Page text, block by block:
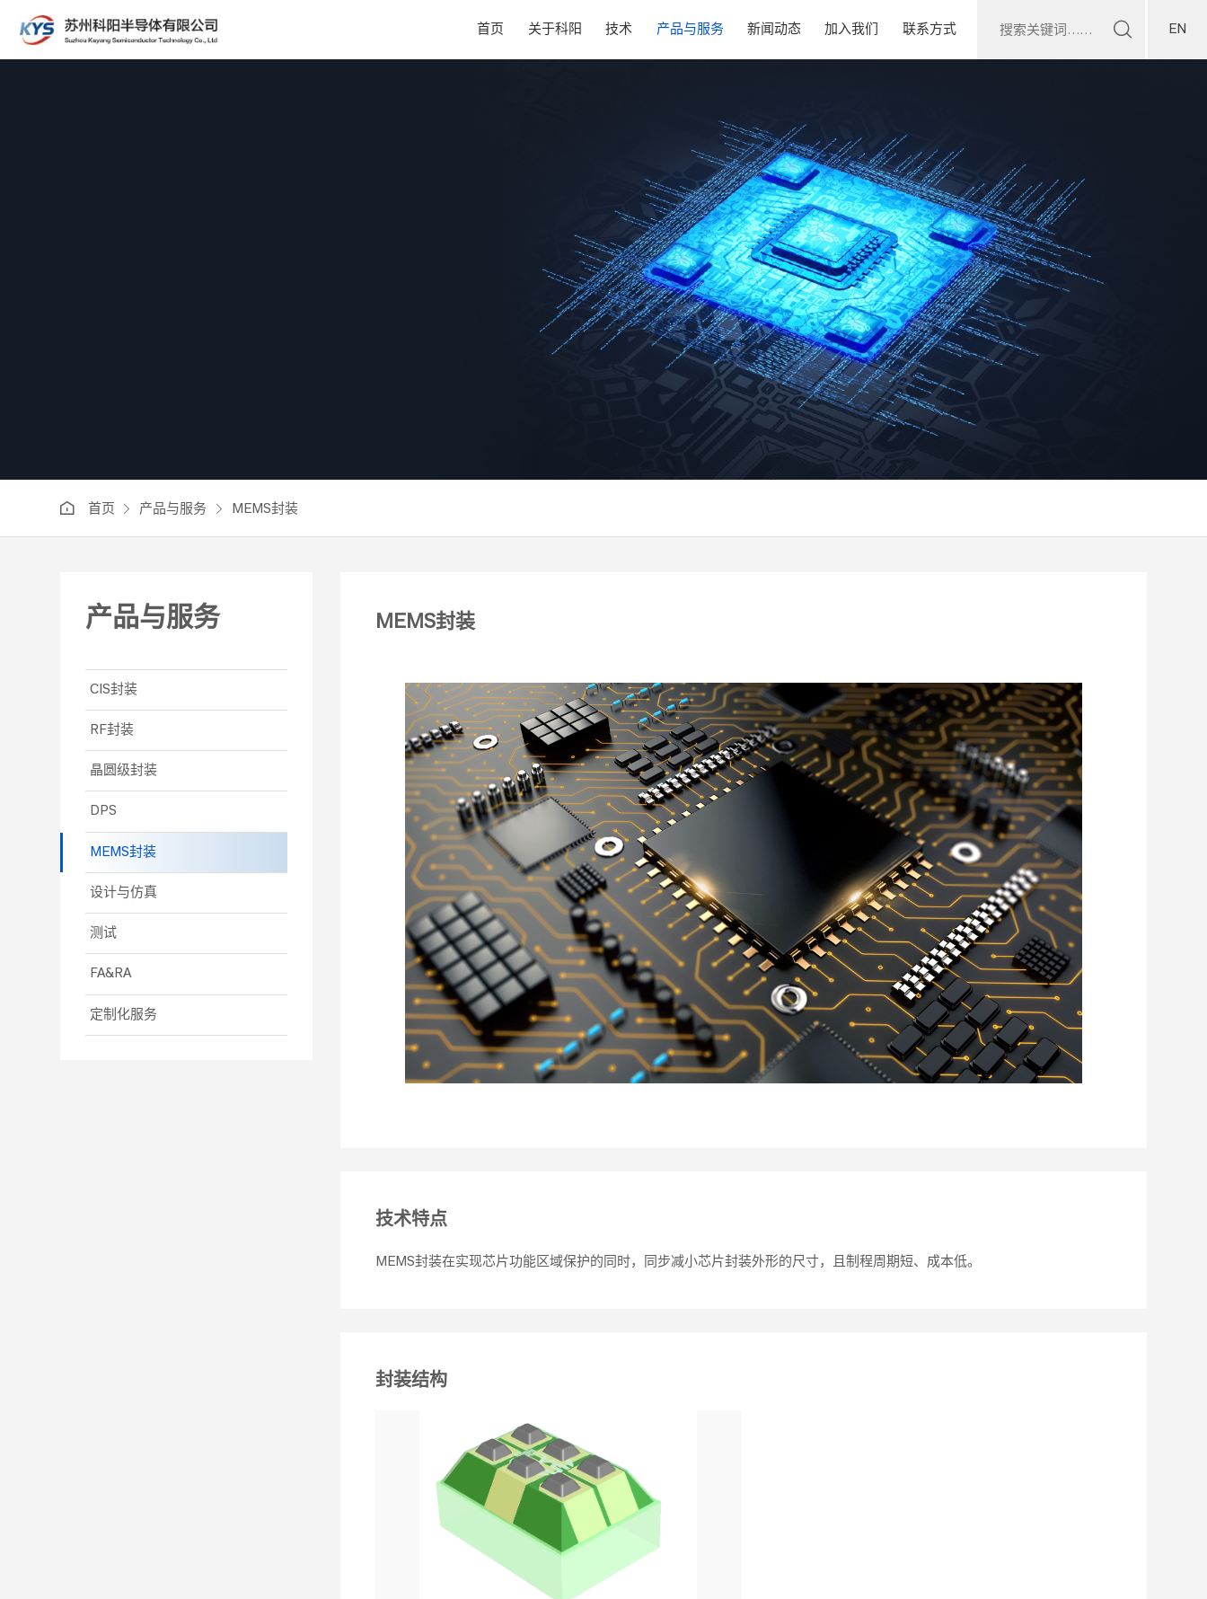
首页 关于科阳 技术 产品与服务
MEMS封装
设计与仿真
测试
FA&RA
定制化服务
新闻动态 加入我们
科阳生活
招贤纳士
联系方式
供应链咨询
投资者关系
EN
首页 产品与服务 MEMS封装
产品与服务
CIS封装
RF封装
晶圆级封装
DPS
MEMS封装
设计与仿真
测试
FA&RA
定制化服务
MEMS封装
技术特点
MEMS封装在实现芯片功能区域保护的同时，同步减小芯片封装外形的尺寸，且制程周期短、成本低。
封装结构